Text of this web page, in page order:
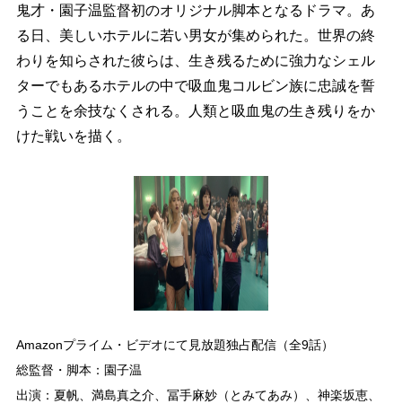
鬼才・園子温監督初のオリジナル脚本となるドラマ。あ
る日、美しいホテルに若い男女が集められた。世界の終
わりを知らされた彼らは、生き残るために強力なシェル
ターでもあるホテルの中で吸血鬼コルビン族に忠誠を誓
うことを余技なくされる。人類と吸血鬼の生き残りをか
けた戦いを描く。
Amazonプライム・ビデオにて見放題独占配信（全9話）
総監督・脚本：園子温
出演：夏帆、満島真之介、冨手麻妙（とみてあみ）、神楽坂恵、